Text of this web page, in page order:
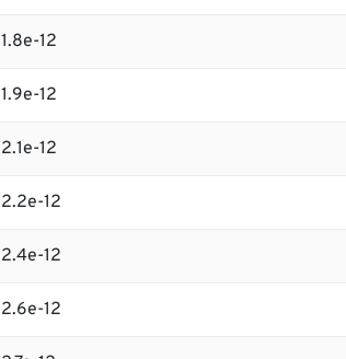
1.8e-12
1.9e-12
2.1e-12
2.2e-12
2.4e-12
2.6e-12